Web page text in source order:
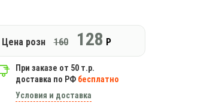
Цена розн 160 128 Р
При заказе от 50 т.р.
доставка по РФ бесплатно
Условия и доставка